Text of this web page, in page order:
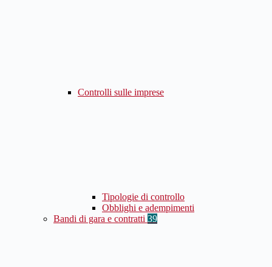
Controlli sulle imprese
Tipologie di controllo
Obblighi e adempimenti
Bandi di gara e contratti 39